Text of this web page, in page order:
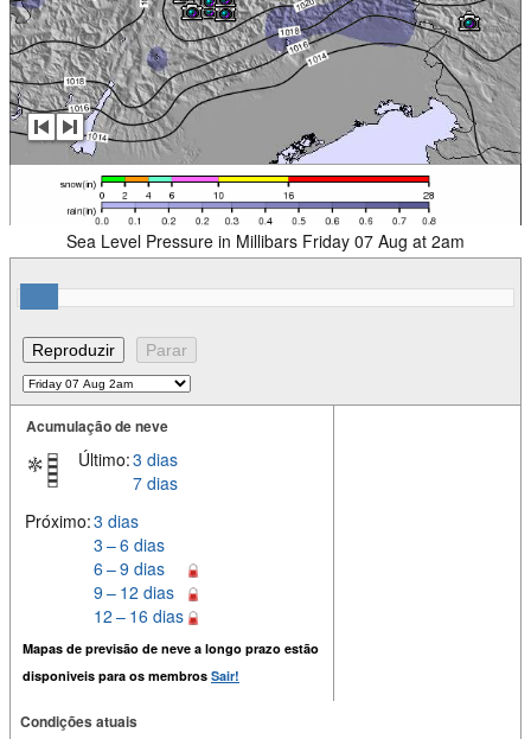
Sea Level Pressure in Millibars Friday 07 Aug at 2am
Acumulação de neve
Último:3 dias
7 dias
Próximo:3 dias
3 – 6 dias
6 – 9 dias
9 – 12 dias
12 – 16 dias
Mapas de previsão de neve a longo prazo estão
disponiveis para os membros Sair!
Condições atuais